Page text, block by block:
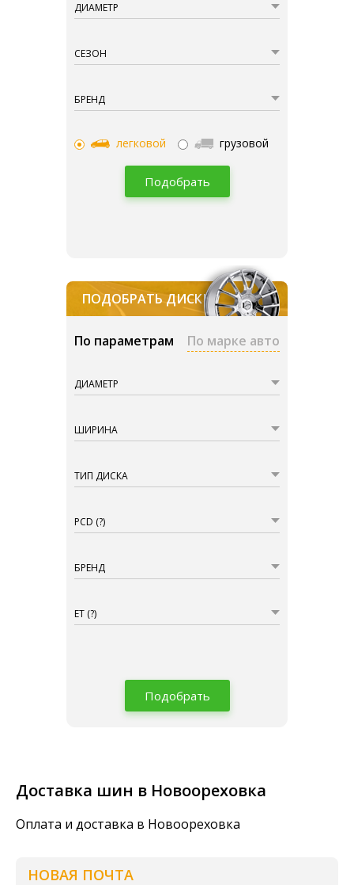
ДИАМЕТР
СЕЗОН
БРЕНД
легковой грузовой
Подобрать
ПОДОБРАТЬ ДИСКИ
По параметрам По марке авто
ДИАМЕТР
ШИРИНА
ТИП ДИСКА
PCD (?)
БРЕНД
ET (?)
Подобрать
Доставка шин в Новоореховка
Оплата и доставка в Новоореховка
НОВАЯ ПОЧТА